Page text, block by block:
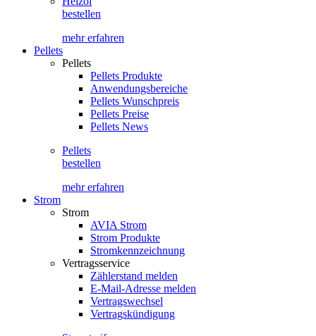
bestellen
mehr erfahren
Pellets
Pellets
Pellets Produkte
Anwendungsbereiche
Pellets Wunschpreis
Pellets Preise
Pellets News
Pellets
bestellen
mehr erfahren
Strom
Strom
AVIA Strom
Strom Produkte
Stromkennzeichnung
Vertragsservice
Zählerstand melden
E-Mail-Adresse melden
Vertragswechsel
Vertragskündigung